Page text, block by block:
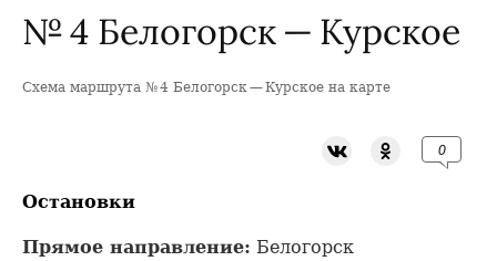
№ 4 Белогорск — Курское
Схема маршрута № 4 Белогорск — Курское на карте
0
Остановки
Прямое направление: Белогорск